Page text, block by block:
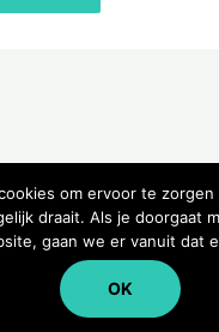
© 2026
om ervoor te
draait. Als je doorgaat
gaan we er vanuit dat
OK